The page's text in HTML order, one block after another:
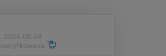
2026-08-04